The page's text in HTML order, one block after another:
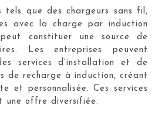
tels que des chargeurs sans fil,
avec la charge par induction
constituer une source de
Les entreprises peuvent
services d’installation et de
de recharge à induction, créant
et personnalisée. Ces services
une offre diversifiée.